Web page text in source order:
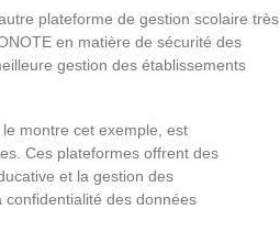
autre plateforme de gestion scolaire très
en matière de sécurité des
gestion des établissements
montre cet exemple, est
Ces plateformes offrent des
et la gestion des
des données